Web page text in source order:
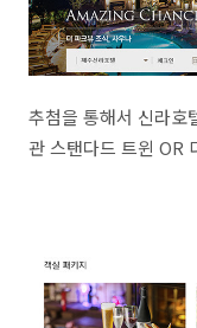
추첨을 통해서 신라호
관 스탠다드 트윈 OR